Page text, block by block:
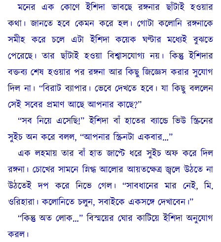
মনের এক কোণে ইশিদা ভাবছে রঙ্গনার ছাঁটাই হওয়ার
কথা। জানতে হবে কেমন করে হল। গোটা কলোনি রঙ্গনাকে
সমীহ করে চলে এটা ইশিদা কয়েক ঘণ্টার মধ্যেই বুঝতে
পেরেছে। তার ছাঁটাই হওয়া বিশ্বাসযোগ্য নয়। কিন্তু ইশিদার
বক্তব্য শেষ হওয়ার পর রঙ্গনা আর কিছু জিজ্ঞেস করার সুযোগ
দিল না। “বিরাট ব্যাপার। ভেবে দেখতে হবে। যা কিছু বললেন
সেই সবের প্রমাণ আছে আপনার কাছে?”
“সব নিয়ে এসেছি!” ইশিদা বাঁ হাতের ব্যান্ডে ভিউ স্ক্রিনের
সুইচ অন করে বলল, “আপনার স্ক্রিনটা একবার…”
এক লহমায় তার বাঁ হাত জাপ্টে ধরে সুইচ অফ করে দিল
রঙ্গনা। চোখের সামনে স্নিগ্ধ আলোর আয়তক্ষেত্র জ্বলে উঠতে না
উঠতেই দপ করে নিভে গেল। “সাবধানের মার নেই, মি.
ওরিহারা। কলোনিতে চলুন, সবাইকে একসঙ্গে দেখাবেন।”
“কিন্তু অত লোক…” বিস্ময়ের ঘোর কাটিয়ে ইশিদা অনুযোগ
করল।